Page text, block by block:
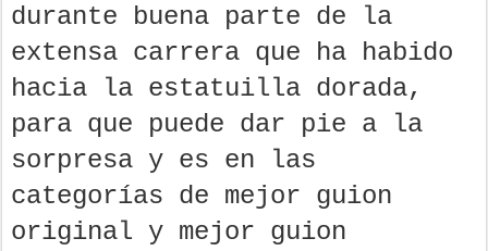
durante buena parte de la
extensa carrera que ha habido
hacia la estatuilla dorada,
para que puede dar pie a la
sorpresa y es en las
categorías de mejor guion
original y mejor guion